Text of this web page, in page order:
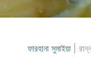
ফারহানা সুমাইয়া |